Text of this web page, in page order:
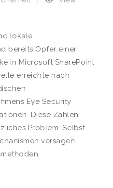
lokale
bereits Opfer einer
in Microsoft SharePoint
erreichte nach
Eye Security
Diese Zahlen
Problem: Selbst
versagen